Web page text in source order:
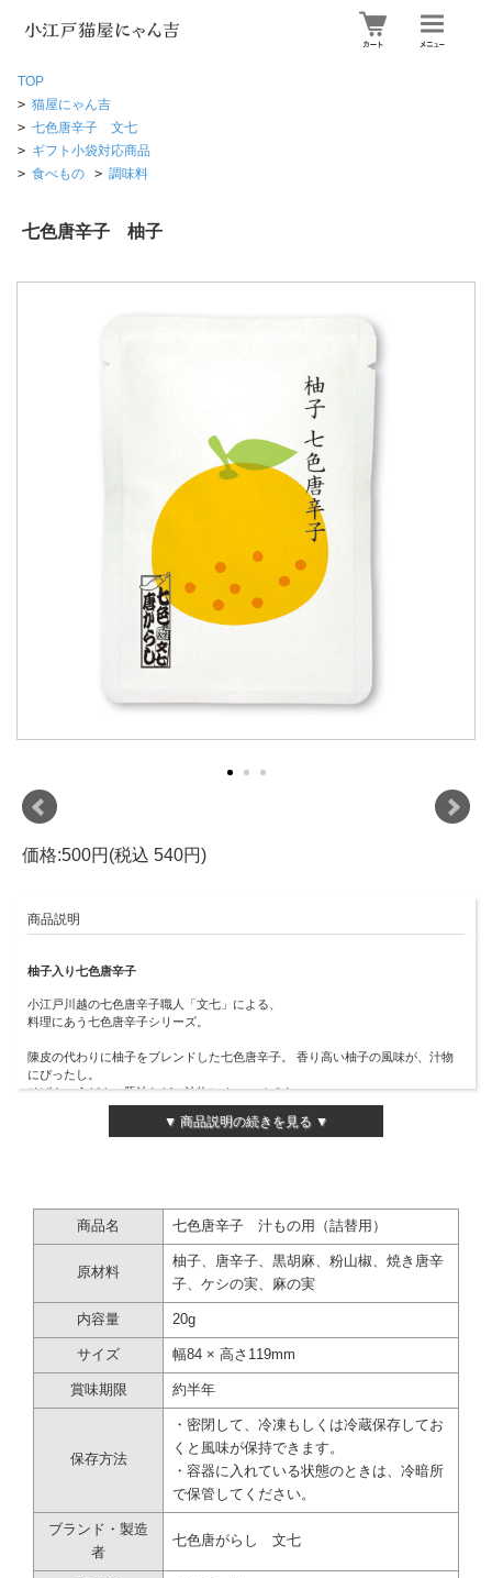
TOP
> 猫屋にゃん吉
> 七色唐辛子 文七
> ギフト小袋対応商品
> 食べもの > 調味料
七色唐辛子 柚子
価格:500円(税込 540円)
商品説明
柚子入り七色唐辛子
小江戸川越の七色唐辛子職人「文七」による、
料理にあう七色唐辛子シリーズ。
陳皮の代わりに柚子をブレンドした七色唐辛子。 香り高い柚子の風味が、汁物
にぴったし。
そばや、うどん、豚汁などの汁物にオススメです。
厳選した七種類の素材でつくる七色唐辛子は、
「風味」と「辛さ」が特徴。絶妙なブレンドで、香りと辛さを兼ね備えていま
す。
そして何より、七色唐辛子のゆかりある小江戸川越より七色売りの「文化」を大
切にしています。
こちらは詰替用の七色唐辛子です。
袋のまま保存はできませんので、容器に移し替えてお使いください。
▼ 商品説明の続きを見る ▼
商品名 七色唐辛子 汁もの用（詰替用）
原材料
柚子、唐辛子、黒胡麻、粉山椒、焼き唐辛
子、ケシの実、麻の実
内容量 20g
サイズ 幅84 × 高さ119mm
賞味期限 約半年
保存方法
・密閉して、冷凍もしくは冷蔵保存してお
くと風味が保持できます。
・容器に入れている状態のときは、冷暗所
で保管してください。
ブランド・製造
者
七色唐がらし 文七